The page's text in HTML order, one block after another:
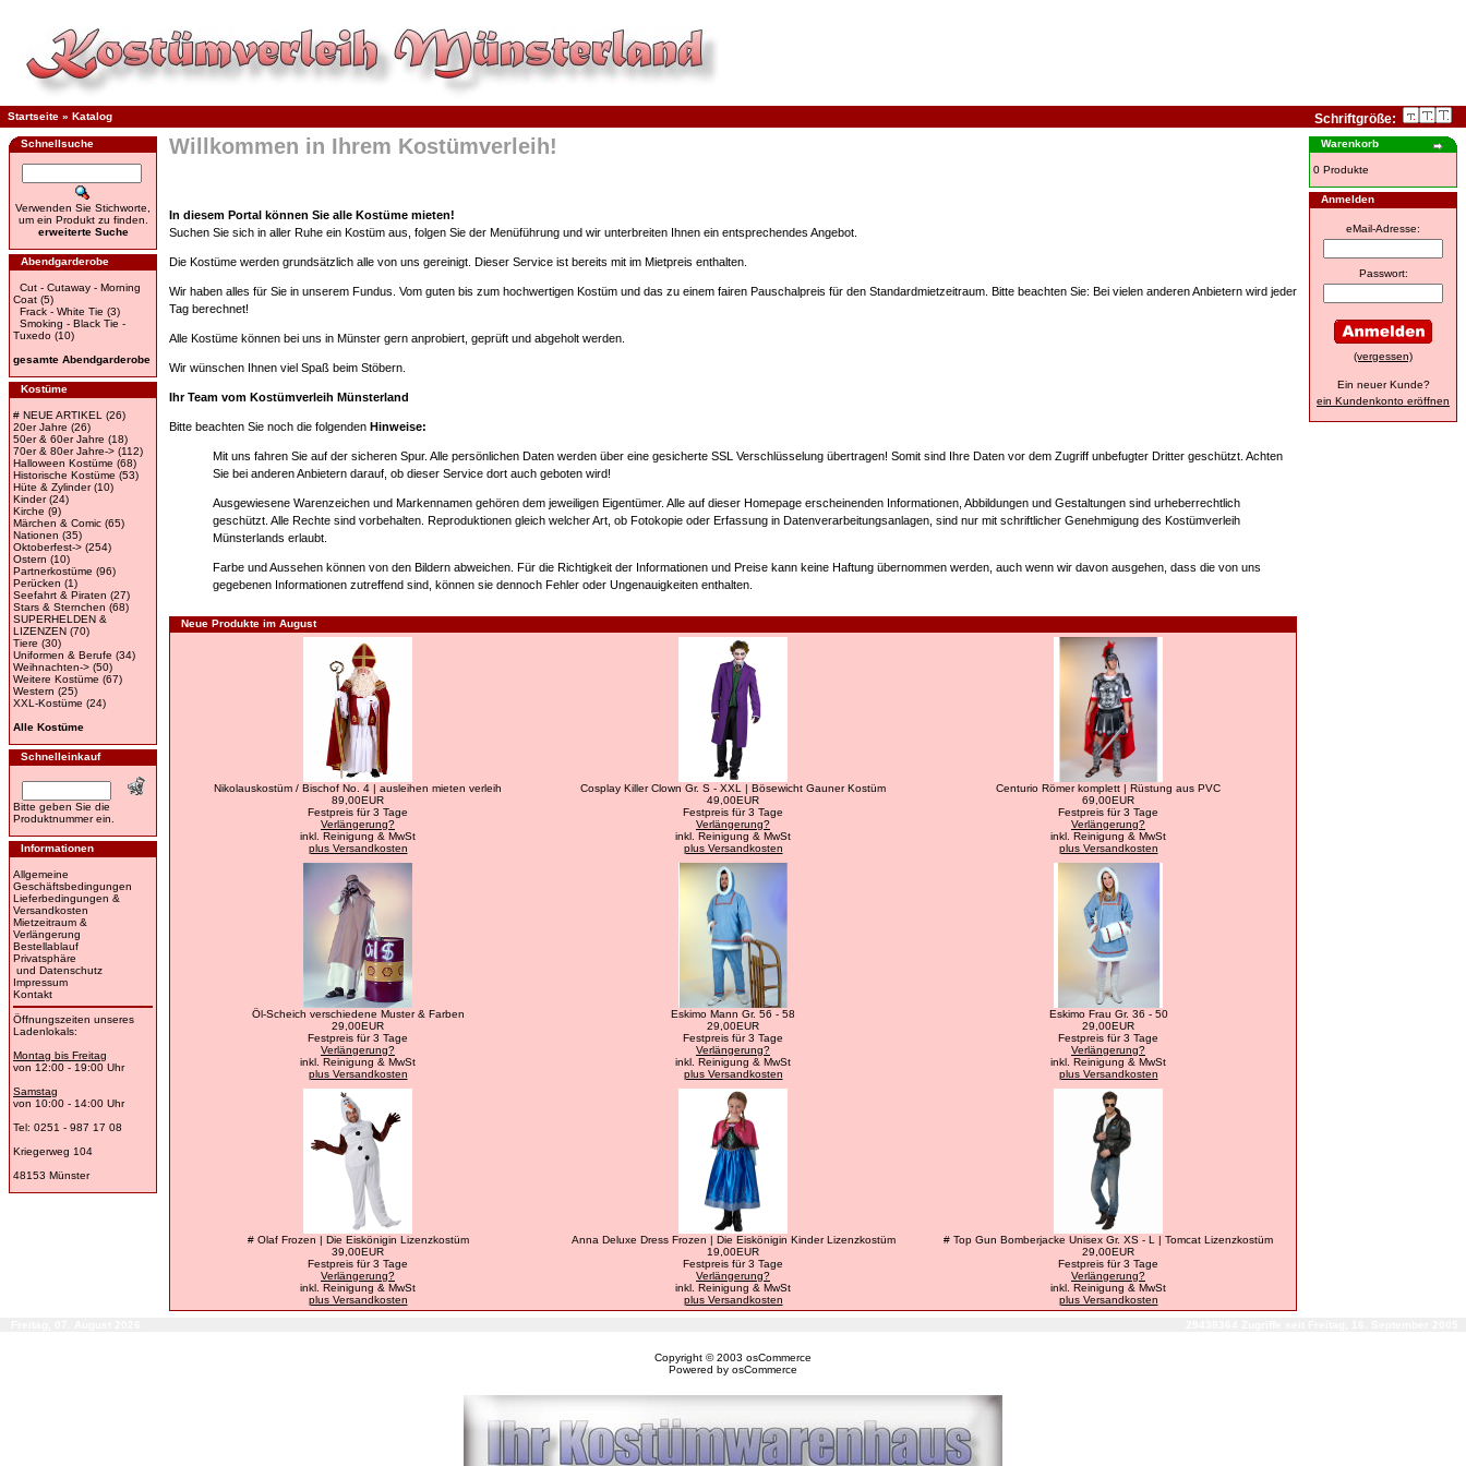
Startseite » Katalog Schriftgröße:
Schnellsuche
Verwenden Sie Stichworte,
um ein Produkt zu finden.
erweiterte Suche
Abendgarderobe
Cut - Cutaway - Morning
Coat (5)
Frack - White Tie (3)
Smoking - Black Tie -
Tuxedo (10)
gesamte Abendgarderobe
Kostüme
# NEUE ARTIKEL
(26)
20er Jahre (26)
50er & 60er Jahre (18)
70er & 80er Jahre-> (112)
Halloween Kostüme (68)
Historische Kostüme (53)
Hüte & Zylinder(10)
Kinder(24)
Kirche (9)
Märchen & Comic (65)
Nationen (35)
Oktoberfest-> (254)
Ostern (10)
Partnerkostüme (96)
Perücken (1)
Seefahrt & Piraten (27)
Stars & Sternchen (68)
SUPERHELDEN &
LIZENZEN (70)
Tiere (30)
Uniformen & Berufe (34)
Weihnachten-> (50)
Weitere Kostüme (67)
Western (25)
XXL-Kostüme (24)
Alle Kostüme
Schnelleinkauf
Bitte geben Sie die
Produktnummer ein.
Informationen
Allgemeine
Geschäftsbedingungen
Lieferbedingungen &
Versandkosten
Mietzeitraum &
Verlängerung
Bestellablauf
Privatsphäre
und Datenschutz
Impressum
Kontakt
Öffnungszeiten unseres
Ladenlokals:
Montag bis Freitag
von 12:00 - 19:00 Uhr
Samstag
von 10:00 - 14:00 Uhr
Tel: 0251 - 987 17 08
Kriegerweg 104
48153 Münster
Willkommen in Ihrem Kostümverleih!
In diesem Portal können Sie alle Kostüme mieten!
Suchen Sie sich in aller Ruhe ein Kostüm aus, folgen Sie der Menüführung und wir unterbreiten Ihnen ein entsprechendes Angebot.
Die Kostüme werden grundsätzlich alle von uns gereinigt. Dieser Service ist bereits mit im Mietpreis enthalten.
Wir haben alles für Sie in unserem Fundus. Vom guten bis zum hochwertigen Kostüm und das zu einem fairen Pauschalpreis für den Standardmietzeitraum. Bitte beachten Sie: Bei vielen anderen Anbietern wird jeder
Tag berechnet!
Alle Kostüme können bei uns in Münster gern anprobiert, geprüft und abgeholt werden.
Wir wünschen Ihnen viel Spaß beim Stöbern.
Ihr Team vom Kostümverleih Münsterland
Bitte beachten Sie noch die folgenden Hinweise:
Mit uns fahren Sie auf der sicheren Spur. Alle persönlichen Daten werden über eine gesicherte SSL Verschlüsselung übertragen! Somit sind Ihre Daten vor dem Zugriff unbefugter Dritter geschützt. Achten
Sie bei anderen Anbietern darauf, ob dieser Service dort auch geboten wird!
Ausgewiesene Warenzeichen und Markennamen gehören dem jeweiligen Eigentümer. Alle auf dieser Homepage erscheinenden Informationen, Abbildungen und Gestaltungen sind urheberrechtlich
geschützt. Alle Rechte sind vorbehalten. Reproduktionen gleich welcher Art, ob Fotokopie oder Erfassung in Datenverarbeitungsanlagen, sind nur mit schriftlicher Genehmigung des Kostümverleih
Münsterlands erlaubt.
Farbe und Aussehen können von den Bildern abweichen. Für die Richtigkeit der Informationen und Preise kann keine Haftung übernommen werden, auch wenn wir davon ausgehen, dass die von uns
gegebenen Informationen zutreffend sind, können sie dennoch Fehler oder Ungenauigkeiten enthalten.
Neue Produkte im August
Nikolauskostüm / Bischof No. 4 | ausleihen mieten verleih
89,00EUR
Festpreis für 3 Tage
Verlängerung?
inkl. Reinigung & MwSt
plus Versandkosten
Cosplay Killer Clown Gr. S - XXL | Bösewicht Gauner Kostüm
49,00EUR
Festpreis für 3 Tage
Verlängerung?
inkl. Reinigung & MwSt
plus Versandkosten
Centurio Römer komplett | Rüstung aus PVC
69,00EUR
Festpreis für 3 Tage
Verlängerung?
inkl. Reinigung & MwSt
plus Versandkosten
Öl-Scheich verschiedene Muster & Farben
29,00EUR
Festpreis für 3 Tage
Verlängerung?
inkl. Reinigung & MwSt
plus Versandkosten
Eskimo Mann Gr. 56 - 58
29,00EUR
Festpreis für 3 Tage
Verlängerung?
inkl. Reinigung & MwSt
plus Versandkosten
Eskimo Frau Gr. 36 - 50
29,00EUR
Festpreis für 3 Tage
Verlängerung?
inkl. Reinigung & MwSt
plus Versandkosten
# Olaf Frozen | Die Eiskönigin Lizenzkostüm
39,00EUR
Festpreis für 3 Tage
Verlängerung?
inkl. Reinigung & MwSt
plus Versandkosten
Anna Deluxe Dress Frozen | Die Eiskönigin Kinder Lizenzkostüm
19,00EUR
Festpreis für 3 Tage
Verlängerung?
inkl. Reinigung & MwSt
plus Versandkosten
# Top Gun Bomberjacke Unisex Gr. XS - L | Tomcat Lizenzkostüm
29,00EUR
Festpreis für 3 Tage
Verlängerung?
inkl. Reinigung & MwSt
plus Versandkosten
Warenkorb
0 Produkte
Anmelden
eMail-Adresse:
Passwort:
(vergessen)
Ein neuer Kunde?
ein Kundenkonto eröffnen
Copyright © 2003 osCommerce
Powered by osCommerce